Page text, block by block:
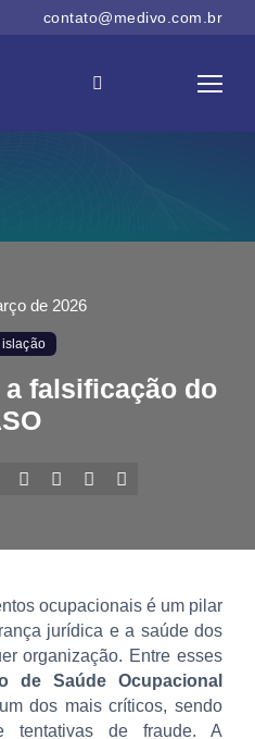
contato@medivo.com.br
de 2026
falsificação do
ocupacionais é um pilar
jurídica e a saúde dos
organização. Entre esses
de Saúde Ocupacional
dos mais críticos, sendo
tentativas de fraude. A